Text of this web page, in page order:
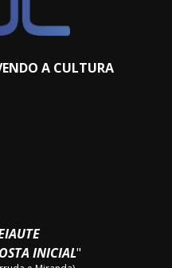
A CULTURA
INICIAL"